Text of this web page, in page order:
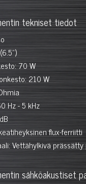
tekniset tiedot
70 W
210 W
Hz - 5 kHz
flux-ferriitti
Vettähylkivä prässätty
sähköakustiset